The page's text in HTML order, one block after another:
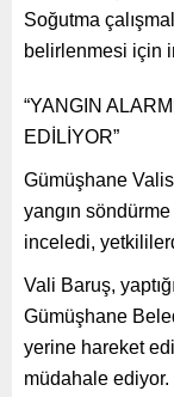
Soğutma
belirlenmesi için
“YANGIN
EDİLİYOR”
Gümüşhane
yangın
inceledi,
Vali Baruş,
Gümüşhane
yerine hareket
müdahale ediyor.